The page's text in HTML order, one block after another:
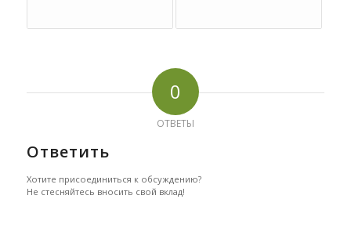
0
ОТВЕТЫ
Ответить
Хотите присоединиться к обсуждению?
Не стесняйтесь вносить свой вклад!